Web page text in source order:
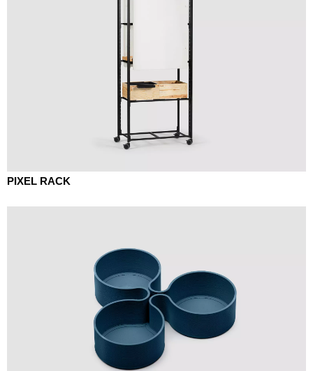
PIXEL RACK